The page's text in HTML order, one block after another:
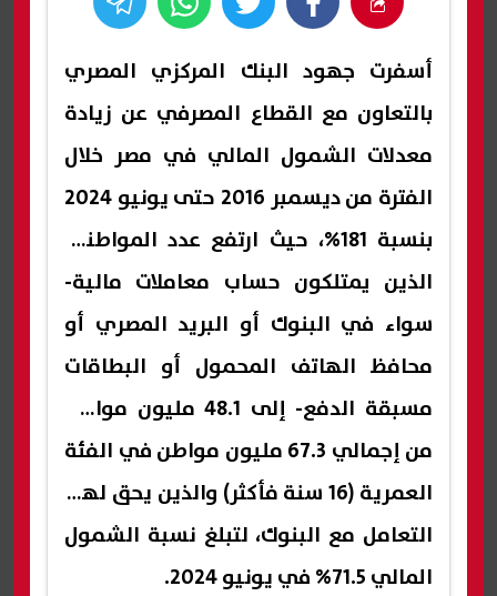
أسفرت جهود البنك المركزي المصري
بالتعاون مع القطاع المصرفي عن زيادة
معدلات الشمول المالي في مصر خلال
الفترة من ديسمبر 2016 حتى يونيو 2024
بنسبة 181%، حيث ارتفع عدد المواطنين
الذين يمتلكون حساب معاملات مالية-
سواء في البنوك أو البريد المصري أو
محافظ الهاتف المحمول أو البطاقات
مسبقة الدفع- إلى 48.1 مليون مواطن
من إجمالي 67.3 مليون مواطن في الفئة
العمرية (16 سنة فأكثر) والذين يحق لهم
التعامل مع البنوك، لتبلغ نسبة الشمول
المالي 71.5% في يونيو 2024.